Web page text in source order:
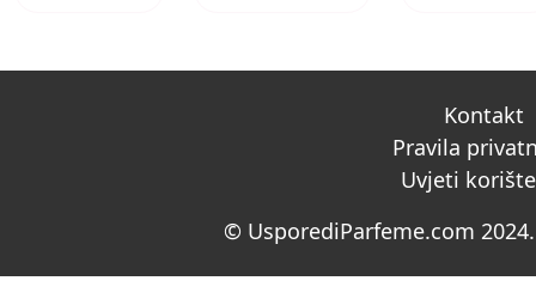
Kontakt
Pravila
Uvjeti
© UsporediParfeme.com